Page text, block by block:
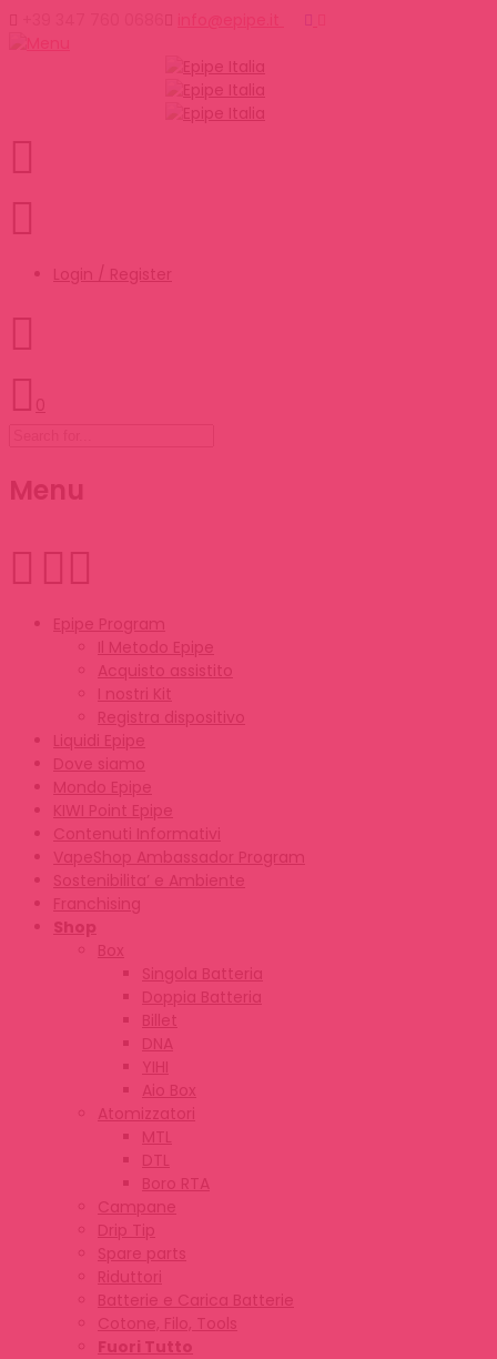
Login / Register
0
Menu
Epipe Program
Il Metodo Epipe
Acquisto assistito
I nostri Kit
Registra dispositivo
Liquidi Epipe
Dove siamo
Mondo Epipe
KIWI Point Epipe
Contenuti Informativi
VapeShop Ambassador Program
Sostenibilita’ e Ambiente
Franchising
Shop
Box
Singola Batteria
Doppia Batteria
Billet
DNA
YIHI
Aio Box
Atomizzatori
MTL
DTL
Boro RTA
Campane
Drip Tip
Spare parts
Riduttori
Batterie e Carica Batterie
Cotone, Filo, Tools
Fuori Tutto